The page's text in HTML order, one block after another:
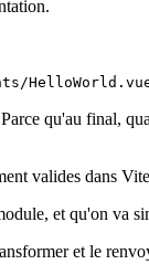
qu'au final,
valides dans
et qu'on va
et le